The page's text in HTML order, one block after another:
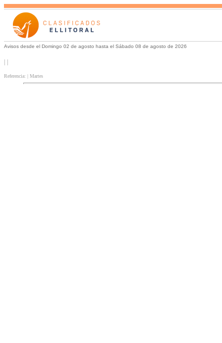
Avisos desde el Domingo 02 de agosto hasta el Sábado 08 de agosto de 2026
| |
Referencia: | Martes